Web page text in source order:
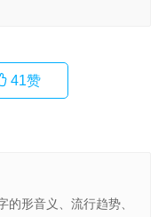
41赞
形音义、流行趋势、